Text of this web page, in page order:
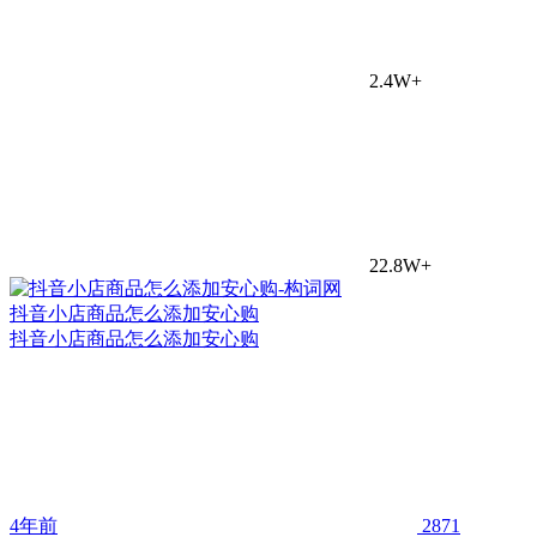
2.4W+
22.8W+
抖音小店商品怎么添加安心购
抖音小店商品怎么添加安心购
4年前 2871